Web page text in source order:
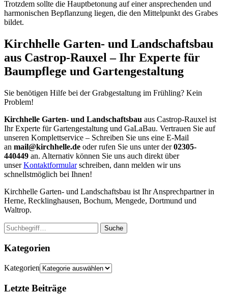
Trotzdem sollte die Hauptbetonung auf einer ansprechenden und
harmonischen Bepflanzung liegen, die den Mittelpunkt des Grabes
bildet.
Kirchhelle Garten- und Landschaftsbau
aus Castrop-Rauxel – Ihr Experte für
Baumpflege und Gartengestaltung
Sie benötigen Hilfe bei der Grabgestaltung im Frühling? Kein
Problem!
Kirchhelle Garten- und Landschaftsbau aus Castrop-Rauxel ist
Ihr Experte für Gartengestaltung und GaLaBau. Vertrauen Sie auf
unseren Komplettservice – Schreiben Sie uns eine E-Mail
an mail@kirchhelle.de oder rufen Sie uns unter der02305-
440449 an. Alternativ können Sie uns auch direkt über
unserKontaktformularschreiben, dann melden wir uns
schnellstmöglich bei Ihnen!
Kirchhelle Garten- und Landschaftsbau ist Ihr Ansprechpartner in
Herne, Recklinghausen, Bochum, Mengede, Dortmund und
Waltrop.
Suche
Kategorien
Kategorien
Letzte Beiträge